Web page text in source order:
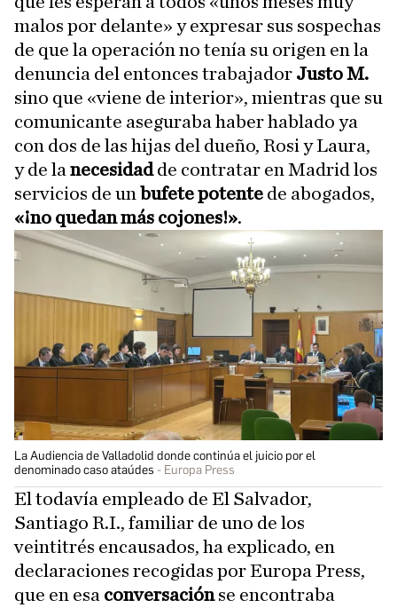
malos por delante» y expresar sus sospechas
de que la operación no tenía su origen en la
denuncia del entonces trabajador Justo M.
sino que «viene de interior», mientras que su
comunicante aseguraba haber hablado ya
con dos de las hijas del dueño, Rosi y Laura,
y de la necesidadde contratar en Madrid los
servicios de un bufete potente de abogados,
«¡no quedan más cojones!».
La Audiencia de Valladolid donde continúa el juicio por el
denominado caso ataúdes
Europa Press
El todavía empleado de El Salvador,
Santiago R.I., familiar de uno de los
veintitrés encausados, ha explicado, en
declaraciones recogidas por Europa Press,
que en esa conversaciónse encontraba